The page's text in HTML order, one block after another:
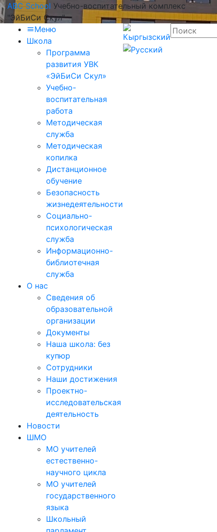
ABC School Учебно-воспитательный комплекс
"ЭйБиСи Скул"
Меню
Школа
Программа
развития УВК
«ЭйБиСи Скул»
Учебно-
воспитательная
работа
Методическая
служба
Методическая
копилка
Дистанционное
обучение
Безопасность
жизнедеятельности
Социально-
психологическая
служба
Информационно-
библиотечная
служба
О нас
Сведения об
образовательной
организации
Документы
Наша школа: без
купюр
Сотрудники
Наши достижения
Проектно-
исследовательская
деятельность
Новости
ШМО
МО учителей
естественно-
научного цикла
МО учителей
государственного
языка
Школьный